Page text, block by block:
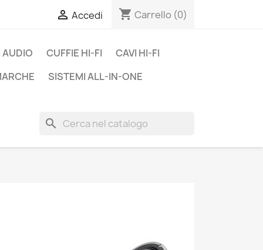
 Accedi shopping_cart Carrello (0)
AUDIO CUFFIE HI-FI
CAVI HI-FI
SISTEMI ALL-IN-ONE
search